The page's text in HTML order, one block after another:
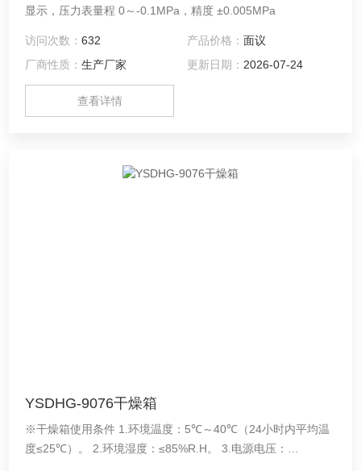
显示，压力表量程 0～-0.1MPa，精度 ±0.005MPa
访问次数：632 产品价格： 面议
厂商性质：生产厂家 更新日期： 2026-07-24
查看详情
YSDHG-9076干燥箱
※干燥箱使用条件 1.环境温度：5℃～40℃（24小时内平均温
度≤25℃）。 2.环境湿度：≤85%R.H。 3.电源电压：